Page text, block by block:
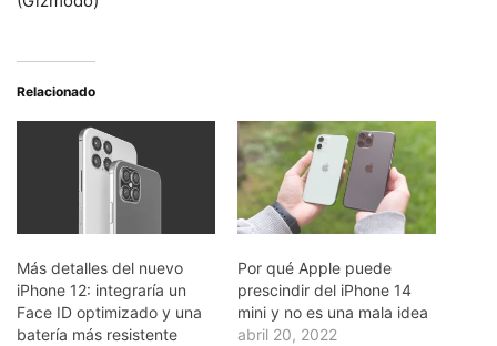
Relacionado
Más detalles del nuevo
iPhone 12: integraría un
Face ID optimizado y una
batería más resistente
Por qué Apple puede
prescindir del iPhone 14
mini y no es una mala idea
abril 20, 2022